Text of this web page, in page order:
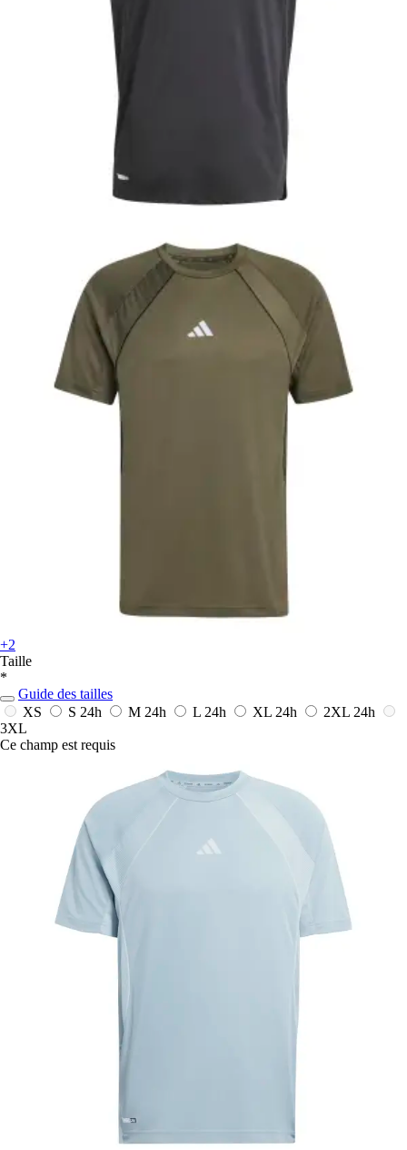
+2
Taille
*
Guide des tailles
XS
S 24h M 24h L 24h XL 24h 2XL 24h
3XL
Ce champ est requis